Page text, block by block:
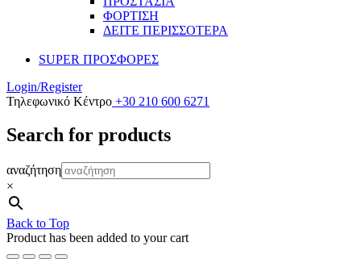
ΦΟΡΤΙΣΗ
ΔΕΙΤΕ ΠΕΡΙΣΣΟΤΕΡΑ
SUPER ΠΡΟΣΦΟΡΕΣ
Login/Register
Τηλεφωνικό Κέντρο +30 210 600 6271
Search for products
αναζήτηση
×
Back to Top
Product has been added to your cart